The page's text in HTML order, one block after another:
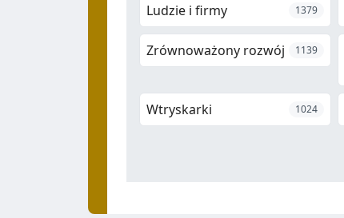
Ludzie i firmy 1379
Zrównoważony rozwój 1139
Wtryskarki 1024